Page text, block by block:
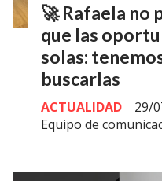
🚀 Rafaela no
que las
solas:
buscarlas
Equipo de
ACTUALIDAD 29/